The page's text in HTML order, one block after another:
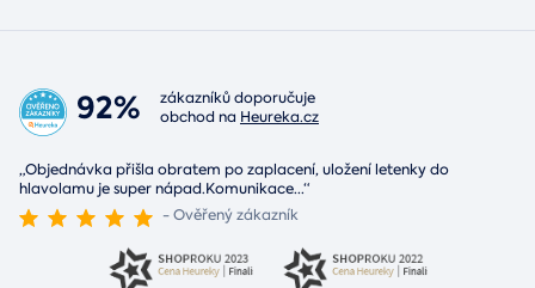
92%
zákazníků doporučuje
obchod na Heureka.cz
„Objednávka přišla obratem po zaplacení, uložení letenky do
hlavolamu je super nápad.Komunikace...“
- Ověřený zákazník